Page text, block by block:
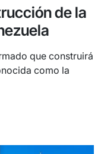
de la
que construirá
como la